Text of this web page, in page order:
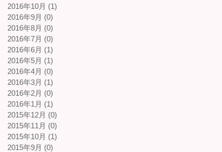
2016年10月 (1)
2016年9月 (0)
2016年8月 (0)
2016年7月 (0)
2016年6月 (1)
2016年5月 (1)
2016年4月 (0)
2016年3月 (1)
2016年2月 (0)
2016年1月 (1)
2015年12月 (0)
2015年11月 (0)
2015年10月 (1)
2015年9月 (0)